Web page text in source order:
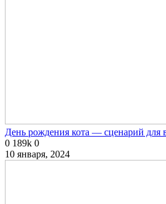
День рождения кота — сценарий для
0 189k 0
10 января, 2024